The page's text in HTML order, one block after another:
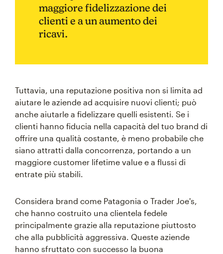
maggiore fidelizzazione dei
clienti e a un aumento dei
ricavi.
Tuttavia, una reputazione positiva non si limita ad
aiutare le aziende ad acquisire nuovi clienti; può
anche aiutarle a fidelizzare quelli esistenti. Se i
clienti hanno fiducia nella capacità del tuo brand di
offrire una qualità costante, è meno probabile che
siano attratti dalla concorrenza, portando a un
maggiore customer lifetime value e a flussi di
entrate più stabili.
Considera brand come Patagonia o Trader Joe's,
che hanno costruito una clientela fedele
principalmente grazie alla reputazione piuttosto
che alla pubblicità aggressiva. Queste aziende
hanno sfruttato con successo la buona